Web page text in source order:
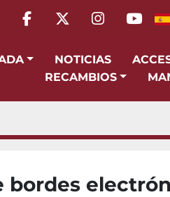
facebook
twitterinstagram
NOTICIAS
RECAMBIOS
bordes